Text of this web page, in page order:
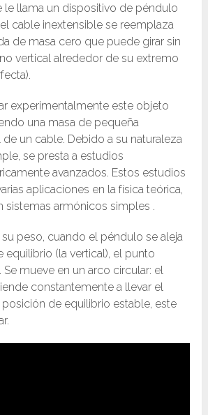
le llama un dispositivo de péndulo
cable inextensible se reemplaza
de masa cero que puede girar sin
vertical alrededor de su extremo
experimentalmente este objeto
una masa de pequeña
un cable. Debido a su naturaleza
se presta a estudios
avanzados. Estos estudios
aplicaciones en la física teórica,
sistemas armónicos simples .
peso, cuando el péndulo se aleja
equilibrio (la vertical), el punto
Se mueve en un arco circular: el
constantemente a llevar el
de equilibrio estable, este